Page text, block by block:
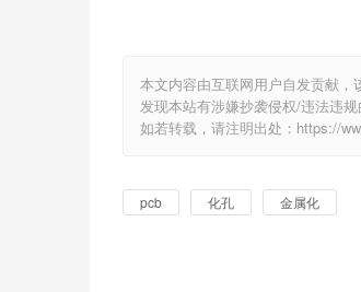
本文内容由互联网用户自发贡献
发现本站有涉嫌抄袭侵权/违法违
如若转载，请注明出处：https://
pcb 化孔 金属化